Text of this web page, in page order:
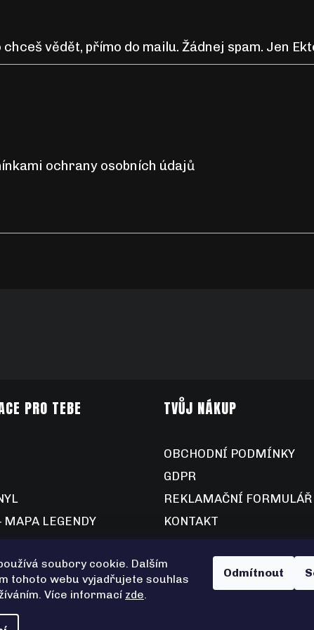
soubory cookie. Dalším
tohoto webu vyjadřujete souhlas
Více informací zde.
Odmítnout
vědět, přímo do mailu. Žádnej spam. Jen
ochrany osobních údajů
PRO TEBE
MAPA LEGENDY
TVŮJ NÁKUP
OBCHODNÍ PODMÍNKY
GDPR
REKLAMAČNÍ FORMULÁŘ
KONTAKT